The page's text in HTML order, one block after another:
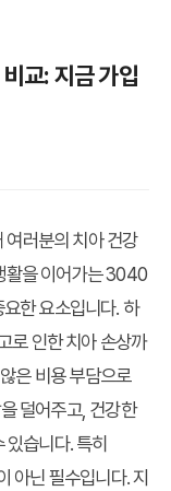
교: 지금 가입
러분의 치아 건강
활을 이어가는 3040
한 요소입니다. 하
로 인한 치아 손상까
은 비용 부담으로
덜어주고, 건강한
습니다. 특히
아닌 필수입니다. 지